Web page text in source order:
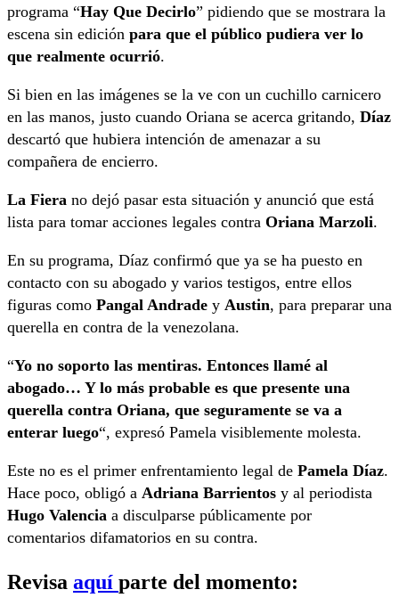
programa “Hay Que Decirlo” pidiendo que se mostrara la
escena sin edición para que el público pudiera ver lo
que realmente ocurrió.
Si bien en las imágenes se la ve con un cuchillo carnicero
en las manos, justo cuando Oriana se acerca gritando, Díaz
descartó que hubiera intención de amenazar a su
compañera de encierro.
La Fiera no dejó pasar esta situación y anunció que está
lista para tomar acciones legales contra Oriana Marzoli.
En su programa, Díaz confirmó que ya se ha puesto en
contacto con su abogado y varios testigos, entre ellos
figuras como Pangal Andrade y Austin, para preparar una
querella en contra de la venezolana.
“Yo no soporto las mentiras. Entonces llamé al
abogado… Y lo más probable es que presente una
querella contra Oriana, que seguramente se va a
enterar luego“, expresó Pamela visiblemente molesta.
Este no es el primer enfrentamiento legal de Pamela Díaz.
Hace poco, obligó a Adriana Barrientos y al periodista
Hugo Valencia a disculparse públicamente por
comentarios difamatorios en su contra.
Revisa aquí parte del momento: